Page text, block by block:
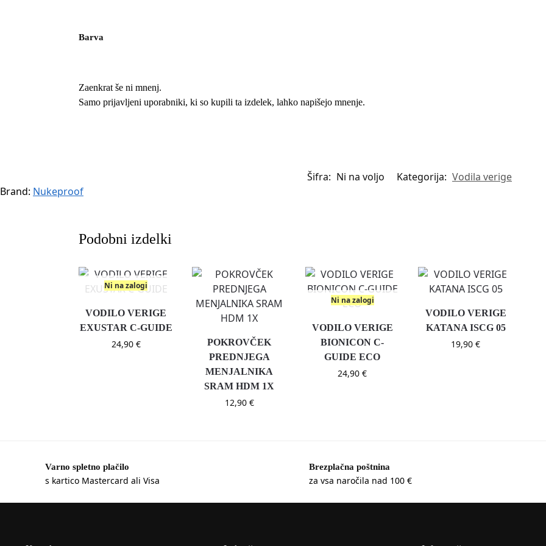
Barva
Zaenkrat še ni mnenj.
Samo prijavljeni uporabniki, ki so kupili ta izdelek, lahko napišejo mnenje.
Šifra: Ni na voljo Kategorija: Vodila verige
Brand: Nukeproof
Podobni izdelki
Ni na zalogi
VODILO VERIGE
EXUSTAR C-GUIDE
24,90 €
POKROVČEK
PREDNJEGA
MENJALNIKA
SRAM HDM 1X
12,90 €
Ni na zalogi
VODILO VERIGE
BIONICON C-
GUIDE ECO
24,90€
VODILO VERIGE
KATANA ISCG 05
19,90€
Varno spletno plačilo
s kartico Mastercard ali Visa
Brezplačna poštnina
za vsa naročila nad 100 €